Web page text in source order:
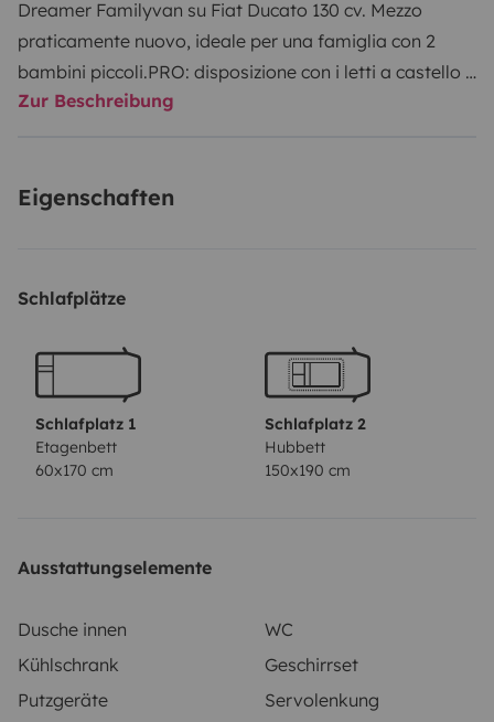
Dreamer Familyvan su Fiat Ducato 130 cv. Mezzo
praticamente nuovo, ideale per una famiglia con 2
bambini piccoli.PRO: disposizione con i letti a castello e
il letto basculante permettono un' ottima vivibilità
facili da impostare. Ottima coibentazione.
Zur Beschreibung
Eigenschaften
Schlafplätze
Schlafplatz 1
Etagenbett
60x170 cm
Schlafplatz 2
Hubbett
150x190 cm
Ausstattungselemente
Dusche innen
WC
Kühlschrank
Geschirrset
Putzgeräte
Servolenkung